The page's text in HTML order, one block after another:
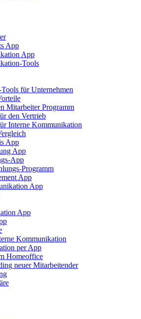
App
App
Tools
für Unternehmen
Mitarbeiter Programm
den Vertrieb
Interne Kommunikation
App
App
App
Programm
App
App
App
Kommunikation
per App
Homeoffice
neuer Mitarbeitender